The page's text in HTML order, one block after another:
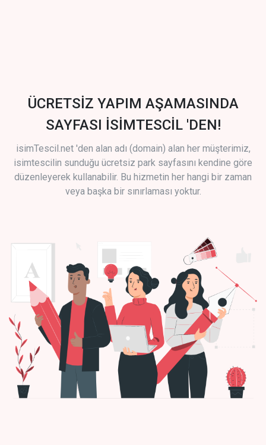
ÜCRETSİZ YAPIM AŞAMASINDA
SAYFASI İSİMTESCİL 'DEN!
isimTescil.net 'den alan adı (domain) alan her müşterimiz,
isimtescilin sunduğu ücretsiz park sayfasını kendine göre
düzenleyerek kullanabilir. Bu hizmetin her hangi bir zaman
veya başka bir sınırlaması yoktur.